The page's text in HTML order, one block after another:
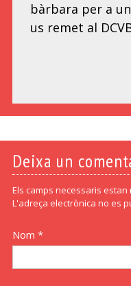
bàrbara per a
us remet al
Deixa un
Els camps necessaris
L'adreça electrònica no es
Nom *